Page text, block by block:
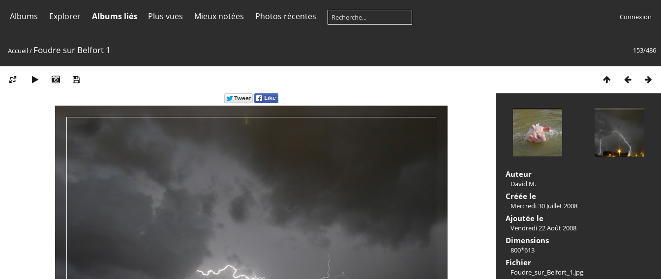
Albums Explorer Albums liés Plus vues Mieux notées Photos récentes Connexion
153/486
Accueil/ Foudre sur Belfort 1
Auteur
David M.
Créée le
Mercredi 30 Juillet 2008
Ajoutée le
Vendredi 22 Août 2008
Dimensions
800*613
Fichier
Foudre_sur_Belfort_1.jpg